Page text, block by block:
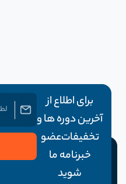
برای اطلاع از
آخرین دوره ها و
تخفیفات عضو
خبرنامه ما
شوید